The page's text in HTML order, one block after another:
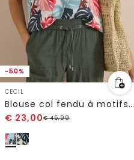
-50%
CECIL
Blouse col fendu à motifs variés
€ 23,00€45,99